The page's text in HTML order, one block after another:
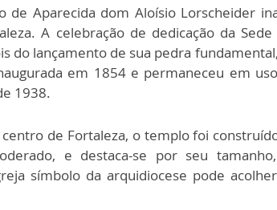
de Aparecida dom Aloísio Lorscheider
A celebração de dedicação da Sede
do lançamento de sua pedra
em 1854 e permaneceu em
1938.
centro de Fortaleza, o templo foi
e destaca-se por seu
símbolo da arquidiocese pode